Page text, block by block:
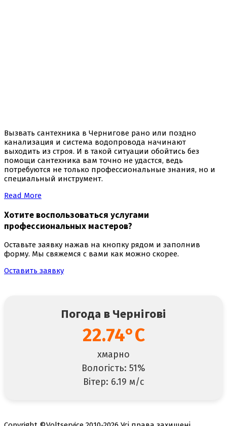
Вызвать сантехника в Чернигове рано или поздно
канализация и система водопровода начинают
выходить из строя. И в такой ситуации обойтись без
помощи сантехника вам точно не удастся, ведь
потребуются не только профессиональные знания, но и
специальный инструмент.
Read More
Хотите воспользоваться услугами
профессиональных мастеров?
Оставьте заявку нажав на кнопку рядом и заполнив
форму. Мы свяжемся с вами как можно скорее.
Оставить заявку
Погода в Чернігові
22.74°C
хмарно
Вологість: 51%
Вітер: 6.19 м/с